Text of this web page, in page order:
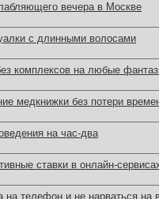
вечера в Москве
с длинными волосами
комплексов на любые
медкнижки без потери
на час-два
ставки в онлайн-
на телефон и не нарваться на